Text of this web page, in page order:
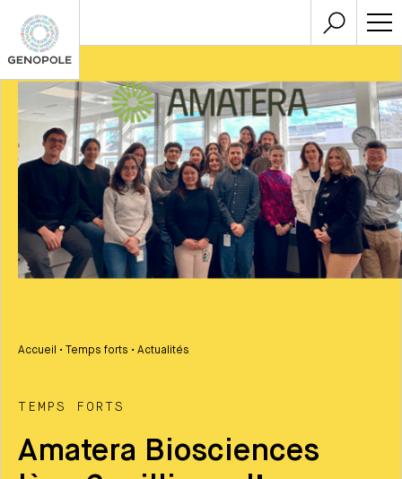
Accueil • Temps forts • Actualités
TEMPS FORTS
Amatera Biosciences